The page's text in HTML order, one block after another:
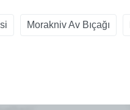
Morakniv Av Bıçağı